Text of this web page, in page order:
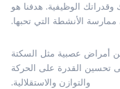
الوظيفية. هدفنا هو
الأنشطة التي تحبها.
أمراض عصبية مثل السكتة
تحسين القدرة على الحركة
والتوازن والاستقلالية.